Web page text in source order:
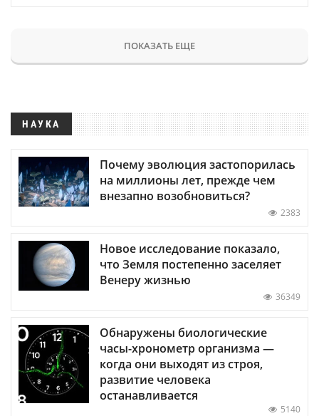
ПОКАЗАТЬ ЕЩЕ
НАУКА
Почему эволюция застопорилась
на миллионы лет, прежде чем
внезапно возобновиться?
2383
Новое исследование показало,
что Земля постепенно заселяет
Венеру жизнью
36349
Обнаружены биологические
часы-хронометр организма —
когда они выходят из строя,
развитие человека
останавливается
5140